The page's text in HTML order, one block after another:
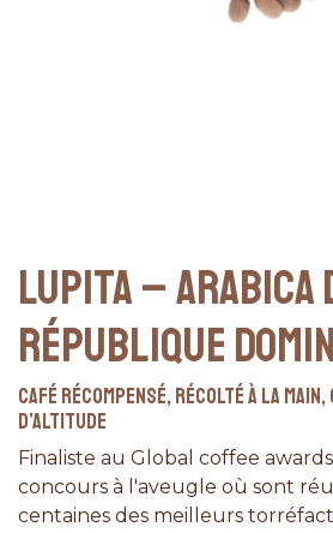
LUPITA – ARABICA
RÉPUBLIQUE
Café récompensé, Récolté à la main,
d’altitude
Finaliste au Global coffee
concours à l'aveugle où sont
centaines des meilleurs